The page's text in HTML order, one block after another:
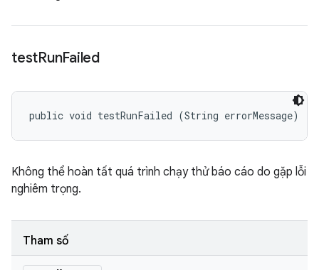
testRunFailed
public void testRunFailed (String errorMessage)
Không thể hoàn tất quá trình chạy thử báo cáo do gặp lỗi
nghiêm trọng.
Tham số